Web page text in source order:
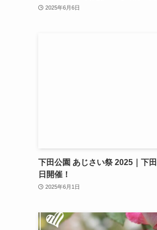
2025年6月6日
下田公園 あじさい祭 2025｜下
日開催！
2025年6月1日